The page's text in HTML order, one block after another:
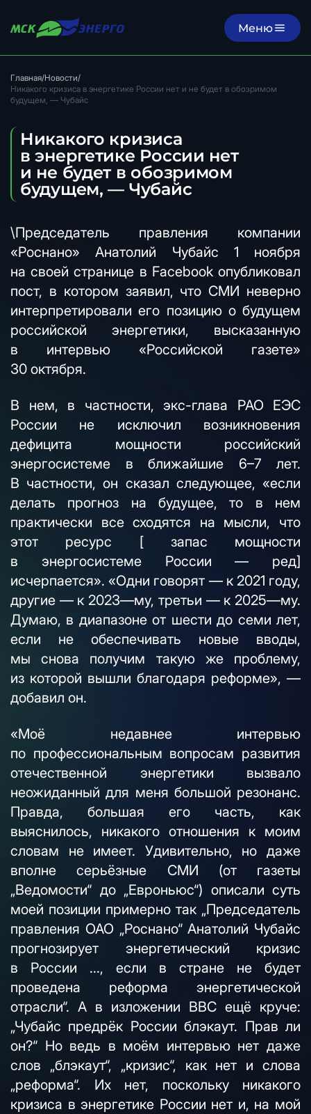
Меню
Главная/Новости/
Никакого кризиса в энергетике России нет и не будет в обозримом
будущем, — Чубайс
Никакого кризиса
в энергетике России нет
и не будет в обозримом
будущем, — Чубайс
\Председатель правления компании
«Роснано» Анатолий Чубайс 1 ноября
на своей странице в Facebook опубликовал
пост, в котором заявил, что СМИ неверно
интерпретировали его позицию о будущем
российской энергетики, высказанную
в интервью «Российской газете»
30 октября.
В нем, в частности, экс-глава РАО ЕЭС
России не исключил возникновения
дефицита мощности российский
энергосистеме в ближайшие 6–7 лет.
В частности, он сказал следующее, «если
делать прогноз на будущее, то в нем
практически все сходятся на мысли, что
этот ресурс [ запас мощности
в энергосистеме России — ред]
исчерпается». «Одни говорят — к 2021 году,
другие — к 2023—му, третьи — к 2025—му.
Думаю, в диапазоне от шести до семи лет,
если не обеспечивать новые вводы,
мы снова получим такую же проблему,
из которой вышли благодаря реформе», —
добавил он.
«Моё недавнее интервью
по профессиональным вопросам развития
отечественной энергетики вызвало
неожиданный для меня большой резонанс.
Правда, большая его часть, как
выяснилось, никакого отношения к моим
словам не имеет. Удивительно, но даже
вполне серьёзные СМИ (от газеты
„Ведомости“ до „Евроньюс“) описали суть
моей позиции примерно так „Председатель
правления ОАО „Роснано“ Анатолий Чубайс
прогнозирует энергетический кризис
в России ..., если в стране не будет
проведена реформа энергетической
отрасли“. А в изложении BBC ещё круче:
„Чубайс предрёк России блэкаут. Прав ли
он?“ Но ведь в моём интервью нет даже
слов „блэкаут“, „кризис“, как нет и слова
„реформа“. Их нет, поскольку никакого
кризиса в энергетике России нет и, на мой